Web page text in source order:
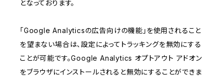
となっております。
「Google Analyticsの広告向けの機能」を使用されること
を望まない場合は、設定によってトラッキングを無効にする
ことが可能です。Google Analytics オプトアウト アドオン
をブラウザにインストールされると無効にすることができま